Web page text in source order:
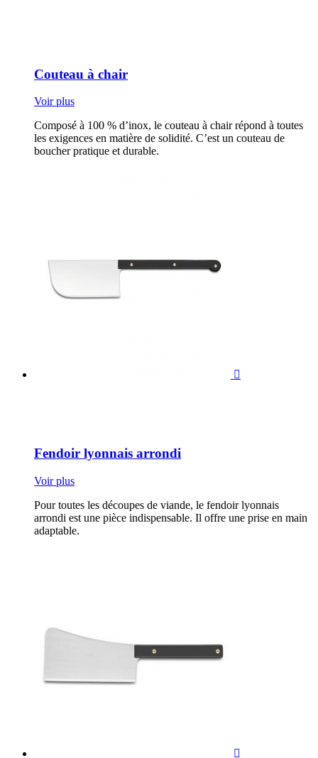
Couteau à chair
Voir plus
Composé à 100 % d’inox, le couteau à chair répond à toutes
les exigences en matière de solidité. C’est un couteau de
boucher pratique et durable.

Fendoir lyonnais arrondi
Voir plus
Pour toutes les découpes de viande, le fendoir lyonnais
arrondi est une pièce indispensable. Il offre une prise en main
adaptable.
